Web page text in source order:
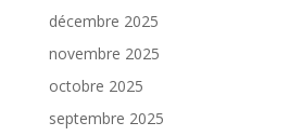
décembre 2025
novembre 2025
octobre 2025
septembre 2025